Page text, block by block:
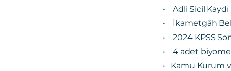
• Adli Sicil
• İkametgâh
• 2024 KPSS
• 4 adet
• Kamu Kurum